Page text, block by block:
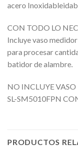
acero
CON TODO LO
Incluye vaso
para procesar
batidor de alambre.
NO INCLUYE
SL-SM5010FPN
PRODUCTOS